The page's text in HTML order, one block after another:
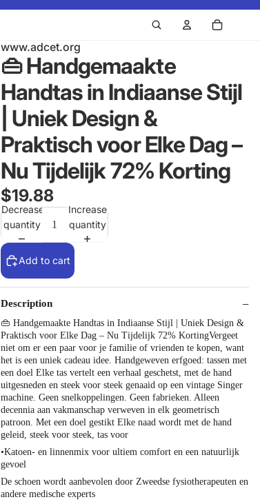
www.adcet.org
👜 Handgemaakte
Handtas in Indiaanse Stijl
| Uniek Design &
Praktisch voor Elke Dag –
Nu Tijdelijk 72% Korting
$19.88
Decrease
quantity
Increase
quantity
Add to cart
Description
👜 Handgemaakte Handtas in Indiaanse Stijl | Uniek Design &
Praktisch voor Elke Dag – Nu Tijdelijk 72% KortingVergeet
niet om er een paar voor je familie of vrienden te kopen, want
het is een uniek cadeau idee. Handgeweven erfgoed: tassen met
een doel Elke tas vertelt een verhaal geschetst, met de hand
uitgesneden en steek voor steek genaaid op een vintage Singer
machine. Geen snelkoppelingen. Geen fabrieken. Alleen
decennia aan vakmanschap verweven in elk geometrisch
patroon. Met een doel gestikt Elke naad wordt met de hand
geleid, steek voor steek, tas voor
•Katoen- en linnenmix voor ultiem comfort en een natuurlijk
gevoel
De schoen wordt aanbevolen door Zweedse fysiotherapeuten en
andere medische experts